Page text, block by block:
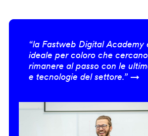
“la Fastweb Digital Academy
ideale per coloro che
rimanere al passo con le
e tecnologie del settore.” →